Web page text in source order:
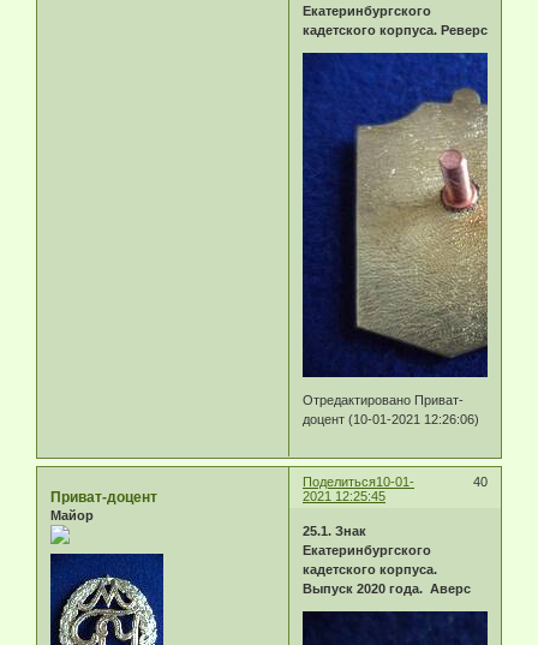
Екатеринбургского
кадетского корпуса. Реверс
Отредактировано Приват-
доцент (10-01-2021 12:26:06)
Поделиться 40
10-01-
2021 12:25:45
Приват-доцент
Майор
25.1. Знак
Екатеринбургского
кадетского корпуса.
Выпуск 2020 года. Аверс